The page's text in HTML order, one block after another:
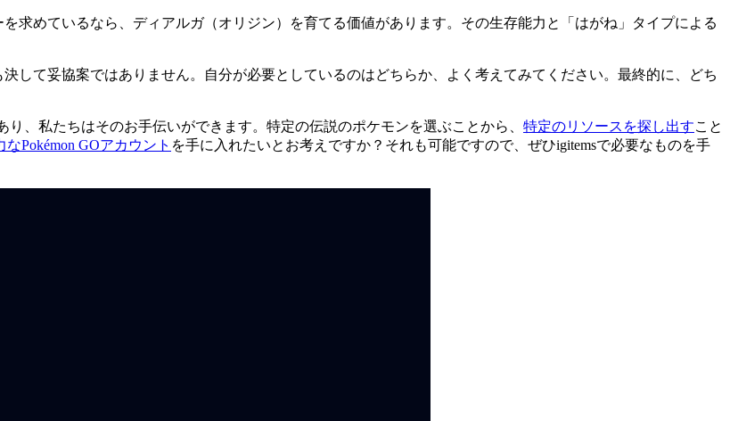
求めているなら、ディアルガ（オリジン）を育てる価値があります。その生存能力と「はがね」タイプによる
して妥協案ではありません。自分が必要としているのはどちらか、よく考えてみてください。最終的に、どち
、私たちはそのお手伝いができます。特定の伝説のポケモンを選ぶことから、 特定のリソースを探し出すこと
なPokémon GOアカウント を手に入れたいとお考えですか？それも可能ですので、ぜひigitemsで必要なものを手